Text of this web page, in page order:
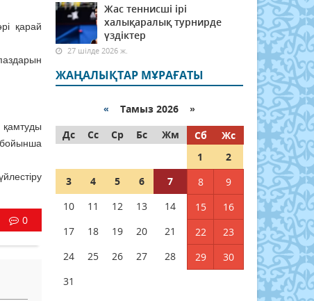
қарай
0
Жас теннисші ірі
халықаралық турнирде
үздіктер
27 шілде 2026 ж.
ЖАҢАЛЫҚТАР МҰРАҒАТЫ
« Тамыз 2026 »
Дс
Сс Ср Бс Жм Сб
Жс
1
2
3
4 5 6 7 8
9
10
11 12 13 14 15
16
17
18 19 20 21 22
23
24
25 26 27 28 29
30
31